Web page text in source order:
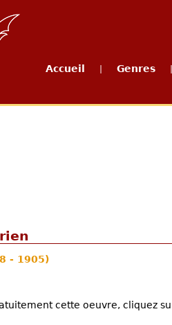
Accueil Genres
- 1905)
cette oeuvre, cliquez